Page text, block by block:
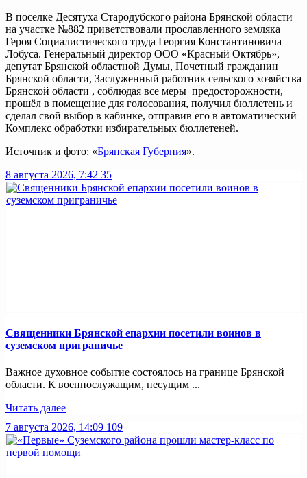
В поселке Десятуха Стародубского района Брянской области
на участке №882 приветствовали прославленного земляка
Героя Социалистического труда Георгия Константиновича
Лобуса. Генеральный директор ООО «Красный Октябрь»,
депутат Брянской областной Думы, Почетный гражданин
Брянской области, Заслуженный работник сельского хозяйства
Брянской области , соблюдая все меры предосторожности,
прошёл в помещение для голосования, получил бюллетень и
сделал свой выбор в кабинке, отправив его в автоматический
Комплекс обработки избирательных бюллетеней.
Источник и фото: «Брянская Губерния».
8 августа 2026, 7:42 35
Священники Брянской епархии посетили воинов в
суземском приграничье
Важное духовное событие состоялось на границе Брянской
области. К военнослужащим, несущим ...
Читать далее
7 августа 2026, 14:09 109